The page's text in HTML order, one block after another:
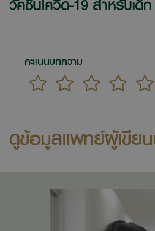
คะแนนบทความ
ดูข้อมูลแพทย์ผู้เขีย